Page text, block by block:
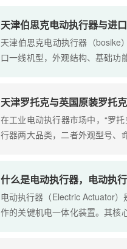
天津伯思克电动执行器与进
天津伯思克电动执行器（bosike
口一线机型，外观结构、基础功
天津罗托克与英国原装罗托
在工业电动执行器市场中，“罗
行器两大品类，二者外观型号、
什么是电动执行器，电动执
电动执行器（Electric Actuator
作的关键机电一体化装置。其核